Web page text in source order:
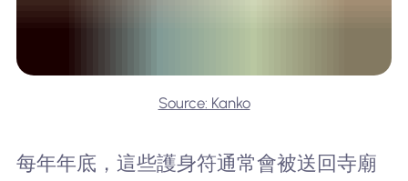
Source: Kanko
每年年底，這些護身符通常會被送回寺廟